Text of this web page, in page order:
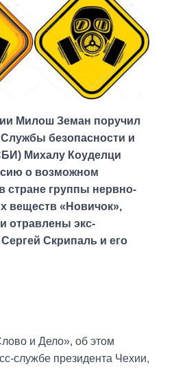
Милош Земан поручил
безопасности и
Михалу Коуделци
о возможном
стране группы нервно-
веществ «Новичок»,
отравлены экс-
Скрипаль и его
и Дело», об этом
службе президента Чехии,